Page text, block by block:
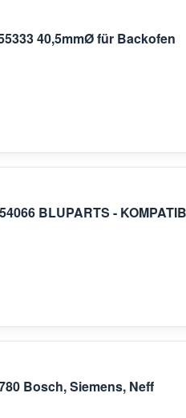
40,5mmØ für Backofen
BLUPARTS -
Bosch, Siemens, Neff